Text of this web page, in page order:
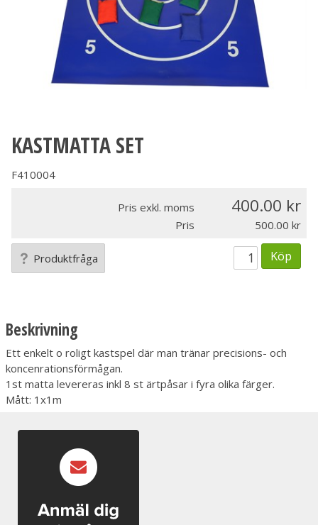
KASTMATTA SET
F410004
Pris exkl. moms 400.00
Pris 500.00
Produktfråga Köp
Beskrivning
Ett enkelt o roligt kastspel där man tränar precisions- och
koncenrationsförmågan.
1st matta levereras inkl 8 st ärtpåsar i fyra olika färger.
Mått: 1x1m